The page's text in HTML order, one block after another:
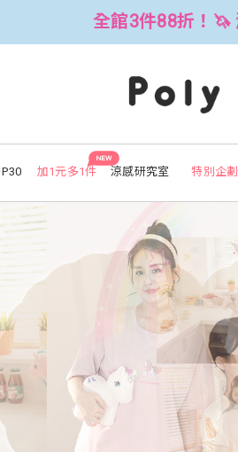
折$300 (可累折）
NEW
加1元多1件 涼感研究室 特別企劃